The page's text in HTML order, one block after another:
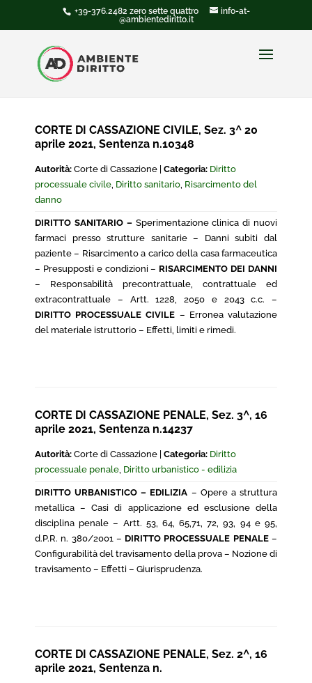
+39-376.2482 zero sette quattro
info-at-
@ambientediritto.it
CORTE DI CASSAZIONE CIVILE, Sez. 3^ 20
aprile 2021, Sentenza n.10348
Autorità: Corte di Cassazione | Categoria: Diritto
processuale civile, Diritto sanitario, Risarcimento del
danno
DIRITTO SANITARIO –Sperimentazione clinica di nuovi
farmaci presso strutture sanitarie – Danni subiti dal
paziente – Risarcimento a carico della casa farmaceutica
– Presupposti e condizioni – RISARCIMENTO DEI DANNI
– Responsabilità precontrattuale, contrattuale ed
extracontrattuale – Artt. 1228, 2050 e 2043 c.c. –
DIRITTO PROCESSUALE CIVILE – Erronea valutazione
del materiale istruttorio – Effetti, limiti e rimedi.
CORTE DI CASSAZIONE PENALE, Sez. 3^, 16
aprile 2021, Sentenza n.14237
Autorità: Corte di Cassazione | Categoria: Diritto
processuale penale, Diritto urbanistico - edilizia
DIRITTO URBANISTICO – EDILIZIA – Opere a struttura
metallica – Casi di applicazione ed esclusione della
disciplina penale – Artt. 53, 64, 65,71, 72, 93, 94 e 95,
d.P.R. n. 380/2001 – DIRITTO PROCESSUALE PENALE–
Configurabilità del travisamento della prova – Nozione di
travisamento – Effetti – Giurisprudenza.
CORTE DI CASSAZIONE PENALE, Sez. 2^, 16
aprile 2021, Sentenza n.